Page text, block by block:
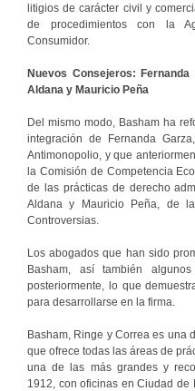
litigios de carácter civil y
de procedimientos con la
Consumidor.
Nuevos Consejeros:
Aldana y Mauricio Peña
Del mismo modo, Basham ha
integración de Fernanda
Antimonopolio, y que
la Comisión de Competencia
de las prácticas de derecho
Aldana y Mauricio Peña, de
Controversias.
Los abogados que han sido
Basham, así también
posteriormente, lo que
para desarrollarse en la firma.
Basham, Ringe y Correa es una
que ofrece todas las áreas de
una de las más grandes y
1912, con oficinas en Ciudad de